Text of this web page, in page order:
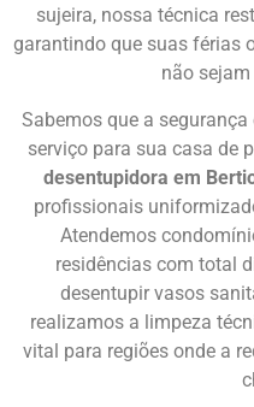
sujeira, nossa técnica
garantindo que suas férias
não
Sabemos que a
serviço para sua casa de
desentupidora em
profissionais
Atendemos
residências com total
desentupir vasos
realizamos a limpeza
vital para regiões onde a